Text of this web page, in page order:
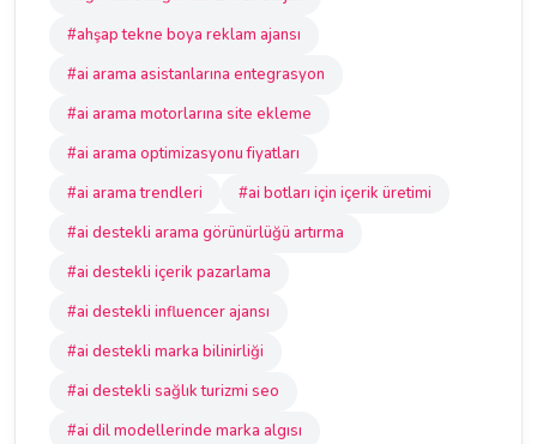
#ahşap tekne boya reklam ajansı
#ai arama asistanlarına entegrasyon
#ai arama motorlarına site ekleme
#ai arama optimizasyonu fiyatları
#ai arama trendleri
#ai botları için içerik üretimi
#ai destekli arama görünürlüğü artırma
#ai destekli içerik pazarlama
#ai destekli influencer ajansı
#ai destekli marka bilinirliği
#ai destekli sağlık turizmi seo
#ai dil modellerinde marka algısı